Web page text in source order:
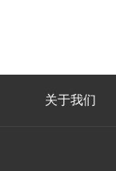
关于我们